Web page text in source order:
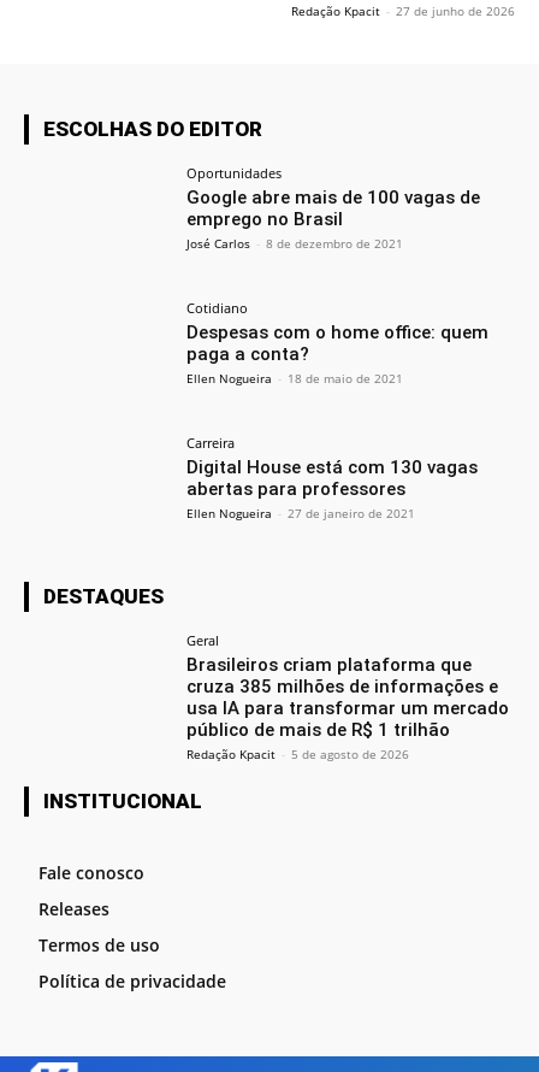
Redação Kpacit - 27 de junho de 2026
ESCOLHAS DO EDITOR
Oportunidades
Google abre mais de 100 vagas de
emprego no Brasil
José Carlos - 8 de dezembro de 2021
Cotidiano
Despesas com o home office: quem
paga a conta?
Ellen Nogueira - 18 de maio de 2021
Carreira
Digital House está com 130 vagas
abertas para professores
Ellen Nogueira - 27 de janeiro de 2021
DESTAQUES
Geral
Brasileiros criam plataforma que
cruza 385 milhões de informações e
usa IA para transformar um mercado
público de mais de R$ 1 trilhão
Redação Kpacit - 5 de agosto de 2026
INSTITUCIONAL
Fale conosco
Releases
Termos de uso
Política de privacidade